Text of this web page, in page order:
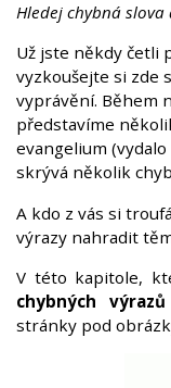
Hledej chybná
Už jste někdy četli
vyzkoušejte si zde
vyprávění. Během
představíme
evangelium (vydalo
skrývá několik
A kdo z vás si
výrazy nahradit
V této kapitole,
chybných výrazů
stránky pod